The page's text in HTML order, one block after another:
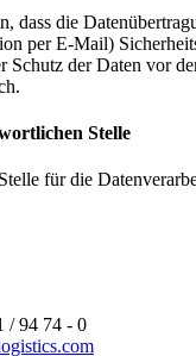
dass die
per E-Mail)
Schutz der Daten vor
Stelle
für die
/ 94 74 - 0